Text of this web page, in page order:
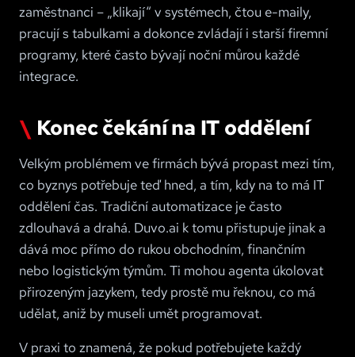
zaměstnanci – „klikají“ v systémech, čtou e-maily,
pracují s tabulkami a dokonce zvládají i starší firemní
programy, které často bývají noční můrou každé
integrace.
Konec čekání na IT oddělení
Velkým problémem ve firmách bývá propast mezi tím,
co byznys potřebuje teď hned, a tím, kdy na to má IT
oddělení čas. Tradiční automatizace je často
zdlouhavá a drahá. Duvo.ai k tomu přistupuje jinak a
dává moc přímo do rukou obchodním, finančním
nebo logistickým týmům. Ti mohou agenta úkolovat
přirozeným jazykem, tedy prostě mu řeknou, co má
udělat, aniž by museli umět programovat.
V praxi to znamená, že pokud potřebujete každý